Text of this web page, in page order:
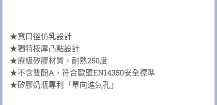
★寬口徑仿乳設計
★獨特按摩凸點設計
★療級矽膠材質，耐熱250度
★不含雙酚A，符合歐盟EN14350安全標準
★矽膠奶瓶專利「單向進氣孔」